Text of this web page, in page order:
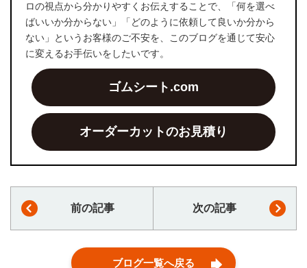
ロの視点から分かりやすくお伝えすることで、「何を選べ
ばいいか分からない」「どのように依頼して良いか分から
ない」というお客様のご不安を、このブログを通じて安心
に変えるお手伝いをしたいです。
ゴムシート.com
オーダーカットのお見積り
前の記事 次の記事
ブログ一覧へ戻る